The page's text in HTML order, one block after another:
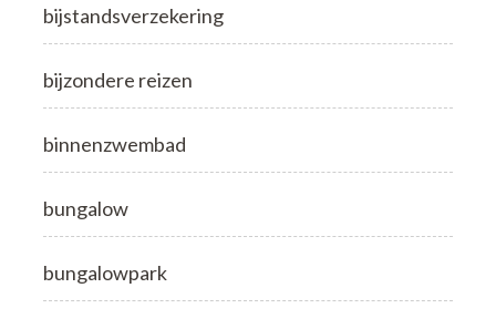
bijstandsverzekering
bijzondere reizen
binnenzwembad
bungalow
bungalowpark